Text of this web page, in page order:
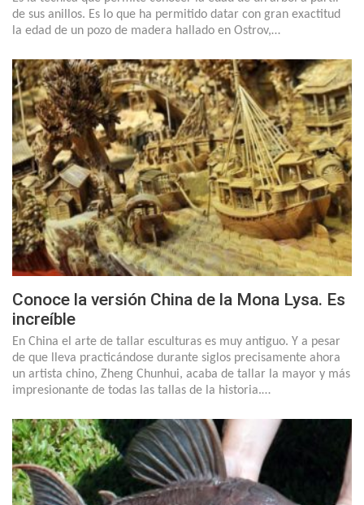
de sus anillos. Es lo que ha permitido datar con gran exactitud
la edad de un pozo de madera hallado en Ostrov,…
Conoce la versión China de la Mona Lysa. Es
increíble
En China el arte de tallar esculturas es muy antiguo. Y a pesar
de que lleva practicándose durante siglos precisamente ahora
un artista chino, Zheng Chunhui, acaba de tallar la mayor y más
impresionante de todas las tallas de la historia.…